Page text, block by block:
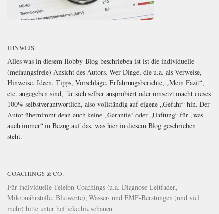
HINWEIS
Alles was in diesem Hobby-Blog beschrieben ist ist die individuelle
(meinungsfreie) Ansicht des Autors. Wer Dinge, die u.a. als Verweise,
Hinweise, Ideen, Tipps, Vorschläge, Erfahrungsberichte, „Mein Fazit“,
etc. angegeben sind, für sich selber ausprobiert oder umsetzt macht dieses
100% selbstverantwortlich, also vollständig auf eigene „Gefahr“ hin. Der
Autor übernimmt denn auch keine „Garantie“ oder „Haftung“ für „was
auch immer“ in Bezug auf das, was hier in diesem Blog geschrieben
steht.
COACHINGS & CO.
Für individuelle Telefon-Coachings (u.a. Diagnose-Leitfaden,
Mikronährstoffe, Blutwerte), Wasser- und EMF-Beratungen (und viel
mehr) bitte unter hcfricke.biz schauen.